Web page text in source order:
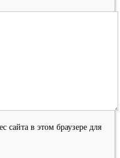
сайта в этом браузере для